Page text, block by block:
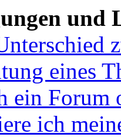
und
eines
ein Forum
ich